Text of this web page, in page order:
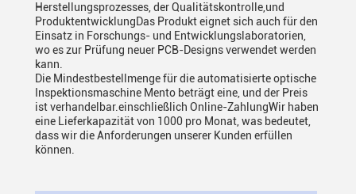
Herstellungsprozesses, der Qualitätskontrolle,und
ProduktentwicklungDas Produkt eignet sich auch für den
Einsatz in Forschungs- und Entwicklungslaboratorien,
wo es zur Prüfung neuer PCB-Designs verwendet werden
kann.
Die Mindestbestellmenge für die automatisierte optische
Inspektionsmaschine Mento beträgt eine, und der Preis
ist verhandelbar.einschließlich Online-ZahlungWir haben
eine Lieferkapazität von 1000 pro Monat, was bedeutet,
dass wir die Anforderungen unserer Kunden erfüllen
können.